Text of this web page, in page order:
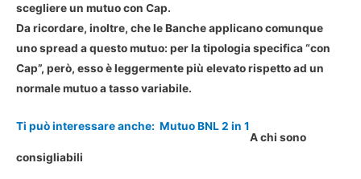
scegliere un mutuo con Cap.
Da ricordare, inoltre, che le Banche applicano comunque
uno spread a questo mutuo: per la tipologia specifica “con
Cap”, però, esso è leggermente più elevato rispetto ad un
normale mutuo a tasso variabile.
Ti può interessare anche: Mutuo BNL 2 in 1
A chi sono
consigliabili